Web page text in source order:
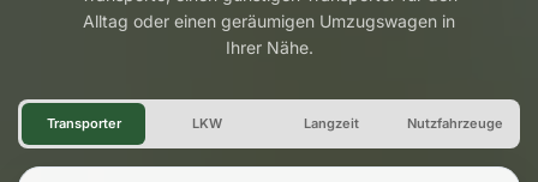
Alltag oder einen geräumigen Umzugswagen in
Ihrer Nähe.
Transporter Vermietung
Transporter LKW Langzeit Nutzfahrzeuge